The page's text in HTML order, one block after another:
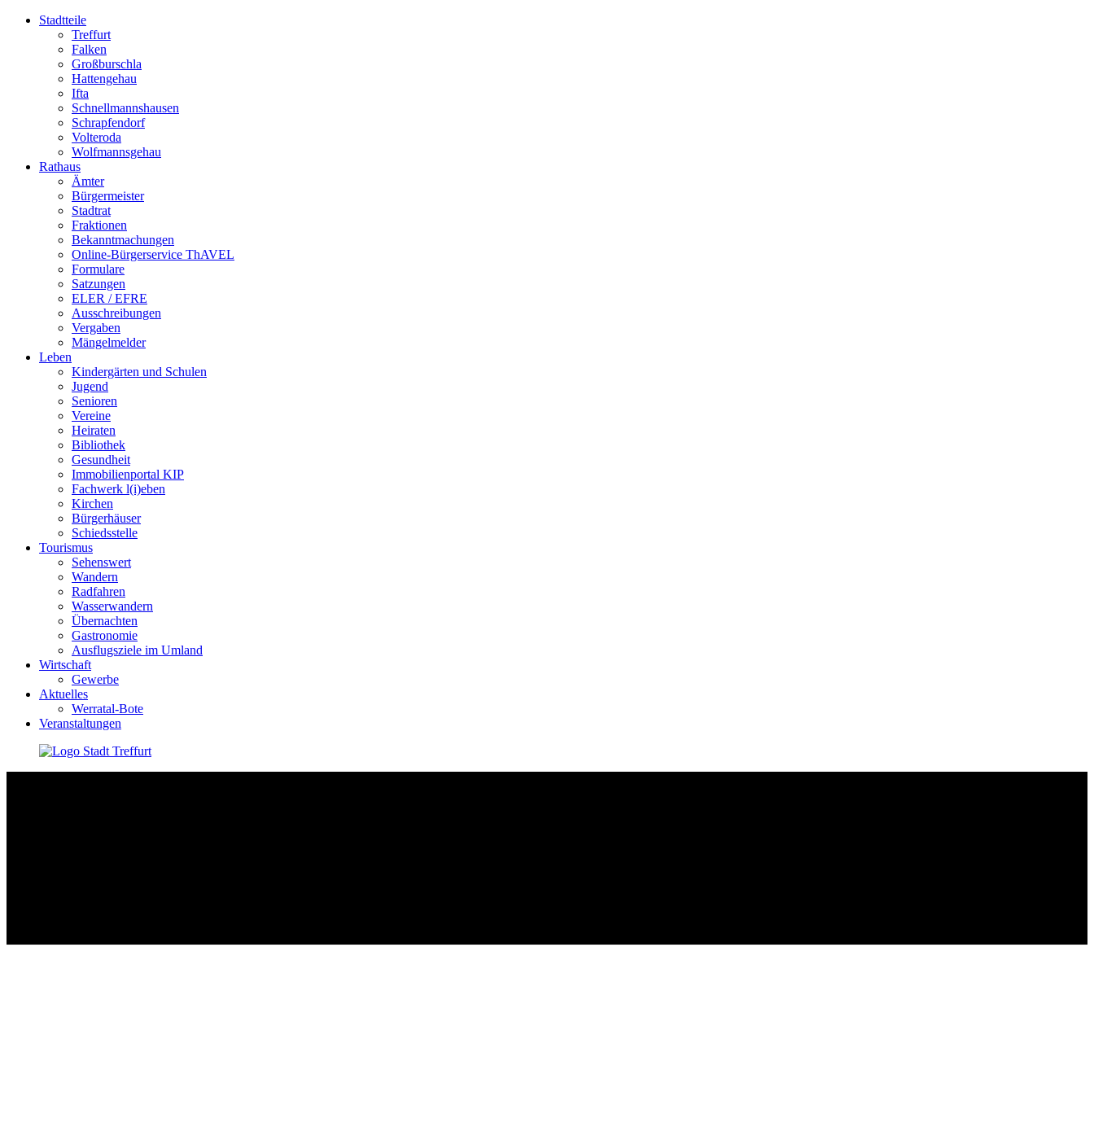
Stadtteile
Treffurt
Falken
Großburschla
Hattengehau
Ifta
Schnellmannshausen
Schrapfendorf
Volteroda
Wolfmannsgehau
Rathaus
Ämter
Bürgermeister
Stadtrat
Fraktionen
Bekanntmachungen
Online-Bürgerservice ThAVEL
Formulare
Satzungen
ELER / EFRE
Ausschreibungen
Vergaben
Mängelmelder
Leben
Kindergärten und Schulen
Jugend
Senioren
Vereine
Heiraten
Bibliothek
Gesundheit
Immobilienportal KIP
Fachwerk l(i)eben
Kirchen
Bürgerhäuser
Schiedsstelle
Tourismus
Sehenswert
Wandern
Radfahren
Wasserwandern
Übernachten
Gastronomie
Ausflugsziele im Umland
Wirtschaft
Gewerbe
Aktuelles
Werratal-Bote
Veranstaltungen